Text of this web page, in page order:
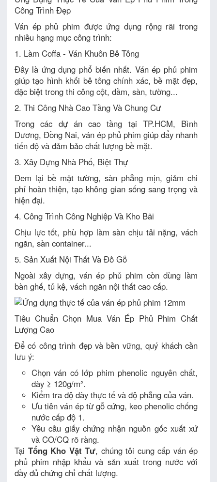
Công Trình Đẹp
Ván ép phủ phim được ứng dụng rộng rãi trong
nhiều hạng mục công trình:
1. Làm Coffa - Ván Khuôn Bê Tông
Đây là ứng dụng phổ biến nhất. Ván ép phủ phim
giúp tạo hình khối bê tông chính xác, bề mặt đẹp,
đặc biệt trong thi công cột, dầm, sàn, tường...
2. Thi Công Nhà Cao Tầng Và Chung Cư
Trong các dự án cao tầng tại TP.HCM, Bình
Dương, Đồng Nai, ván ép phủ phim giúp đẩy nhanh
tiến độ và đảm bảo chất lượng bề mặt.
3. Xây Dựng Nhà Phố, Biệt Thự
Đem lại bề mặt tường, sàn phẳng mịn, giảm chi
phí hoàn thiện, tạo không gian sống sang trọng và
hiện đại.
4. Công Trình Công Nghiệp Và Kho Bãi
Chịu lực tốt, phù hợp làm sàn chịu tải nặng, vách
ngăn, sàn container...
5. Sản Xuất Nội Thất Và Đồ Gỗ
Ngoài xây dựng, ván ép phủ phim còn dùng làm
bàn ghế, tủ kệ, vách ngăn nội thất cao cấp.
Tiêu Chuẩn Chọn Mua Ván Ép Phủ Phim Chất
Lượng Cao
Để có công trình đẹp và bền vững, quý khách cần
lưu ý:
Chọn ván có lớp phim phenolic nguyên chất,
dày ≥ 120g/m².
Kiểm tra độ dày thực tế và độ phẳng của ván.
Ưu tiên ván ép từ gỗ cứng, keo phenolic chống
nước cấp độ 1.
Yêu cầu giấy chứng nhận nguồn gốc xuất xứ
và CO/CQ rõ ràng.
Tại Tổng Kho Vật Tư, chúng tôi cung cấp ván ép
phủ phim nhập khẩu và sản xuất trong nước với
đầy đủ chứng chỉ chất lượng.